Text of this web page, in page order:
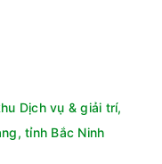
Dịch vụ & giải trí,
tỉnh Bắc Ninh